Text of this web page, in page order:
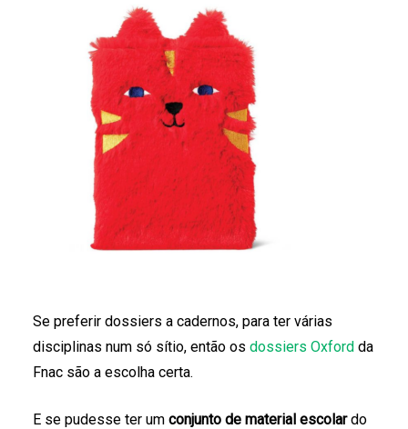
Se preferir dossiers a cadernos, para ter várias
disciplinas num só sítio, então os dossiers Oxfordda
Fnac são a escolha certa.
E se pudesse ter um conjunto de material escolardo